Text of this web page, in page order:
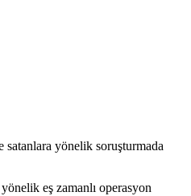
satanlara yönelik soruşturmada
eş zamanlı operasyon